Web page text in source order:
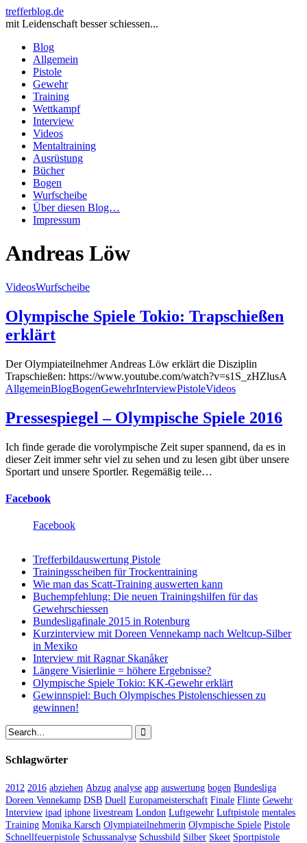
trefferblog.de
mit Leidenschaft besser schiessen...
Blog
Allgemein
Pistole
Gewehr
Training
Wettkampf
Interview
Videos
Mentaltraining
Ausrüstung
Bücher
Bogen
Wurfscheibe
Über diesen Blog…
Impressum
Andreas Löw
VideosWurfscheibe
Olympische Spiele Tokio: Trapschießen
erklärt
Der Olympiateilnehmer Andreas Löw erklärt die Disziplin
Trapschießen: https://www.youtube.com/watch?v=s1S_zHZlusA
AllgemeinBlogBogenGewehrInterviewPistoleVideos
Pressespiegel – Olympische Spiele 2016
Ich finde gerade die vorolympische Zeit super spannend, da es in
dieser Zeit immer sehr viel zu sehen und zu lesen gibt über unsere
Sportart und unsere Sportler. Regemäßig teile…
Facebook
Facebook
Trefferbildauswertung Pistole
Trainingsscheiben für Trockentraining
Wie man das Scatt-Training auswerten kann
Buchempfehlung: Die neuen Trainingshilfen für das
Gewehrschiessen
Bundesligafinale 2015 in Rotenburg
Kurzinterview mit Doreen Vennekamp nach Weltcup-Silber
in Mexiko
Interview mit Ragnar Skanåker
Längere Visierlinie = höhere Ergebnisse?
Olympische Spiele Tokio: KK-Gewehr erklärt
Gewinnspiel: Buch Olympisches Pistolenschiessen zu
gewinnen!
Schlagwörter
2012 2016 abziehen Abzug analyse app auswertung bogen Bundesliga
Doreen Vennekamp DSB Duell Europameisterschaft Finale Flinte Gewehr
Interview ipad iphone livestream London Luftgewehr Luftpistole mentales
Training Monika Karsch Olympiateilnehmerin Olympische Spiele Pistole
Schnellfeuerpistole Schussanalyse Schussbild Silber Skeet Sportpistole